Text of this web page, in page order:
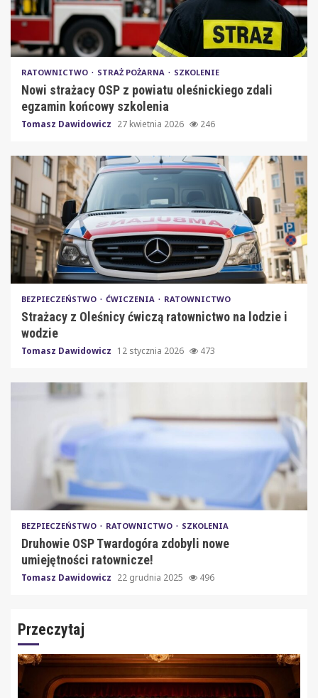
RATOWNICTWO STRAŻ POŻARNA SZKOLENIE
Nowi strażacy OSP z powiatu oleśnickiego zdali
egzamin końcowy szkolenia
Tomasz Dawidowicz 27 kwietnia 2026 246
BEZPIECZEŃSTWO ĆWICZENIA RATOWNICTWO
Strażacy z Oleśnicy ćwiczą ratownictwo na lodzie i
wodzie
Tomasz Dawidowicz 12 stycznia 2026 473
BEZPIECZEŃSTWO RATOWNICTWO SZKOLENIA
Druhowie OSP Twardogóra zdobyli nowe
umiejętności ratownicze!
Tomasz Dawidowicz 22 grudnia 2025 496
Przeczytaj